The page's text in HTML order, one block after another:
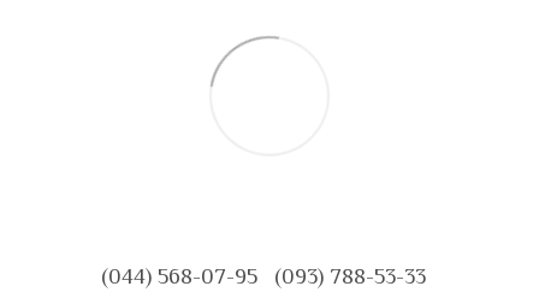
(044) 568-07-95 (093) 788-53-33